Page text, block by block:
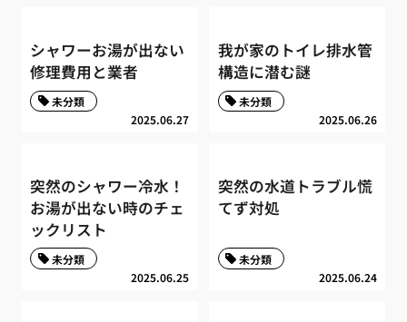
シャワーお湯が出ない
修理費用と業者
2025.06.27
未分類
我が家のトイレ排水管
構造に潜む謎
2025.06.26
未分類
突然のシャワー冷水！
お湯が出ない時のチェ
ックリスト
2025.06.25
未分類
突然の水道トラブル慌
てず対処
2025.06.24
未分類